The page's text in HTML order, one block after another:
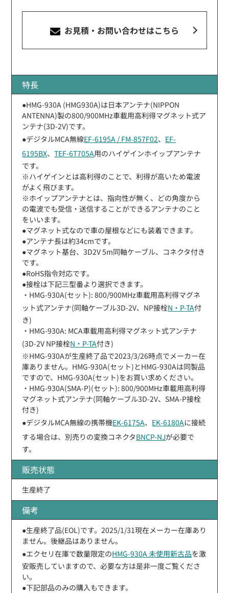
お見積・お問い合わせはこちら
特長
●HMG-930A (HMG930A)は日本アンテナ(NIPPON
ANTENNA)製の800/900MHz車載用高利得マグネット式ア
ンテナ(3D-2V)です。
●デジタルMCA無線EF-6195A / FM-857F02、 EF-
6195BX、TEF-6T705A用のハイゲインホイップアンテナ
です。
※ハイゲインとは高利得のことで、利得が高いため電波
がよく飛びます。
※ホイップアンテナとは、指向性が無く、どの角度から
の電波でも受信・送信することができるアンテナのこと
をいいます。
●マグネット式なので車の屋根などにも装着できます。
●アンテナ長は約34cmです。
●マグネット基台、3D2V 5m同軸ケーブル、コネクタ付き
です。
●RoHS指令対応です。
●接栓は下記三型番より選択できます。
・HMG-930A(セット): 800/900MHz車載用高利得マグネ
ット式アンテナ(同軸ケーブル3D-2V、NP接栓N・P-TA付
き)
・HMG-930A: MCA車載用高利得マグネット式アンテナ
(3D-2V NP接栓N・P-TA付き)
※HMG-930Aが生産終了品で2023/3/26時点でメーカー在
庫ありません。HMG-930A(セット)とHMG-930Aは同製品
ですので、HMG-930A(セット)をお買い求めください。
・HMG-930A(SMA-P)(セット): 800/900MHz車載用高利得
マグネット式アンテナ(同軸ケーブル3D-2V、SMA-P接栓
付き)
●デジタルMCA無線の携帯機EK-6175A、 EK-6180Aに接続
する場合は、別売りの変換コネクタBNCP-NJが必要で
す。
販売状態
生産終了
備考
●生産終了品(EOL)です。2025/1/31現在メーカー在庫あり
ません。後継品はありません。
●エクセリ在庫で数量限定のHMG-930A 未使用新古品を激
安販売していますので、必要な方は是非一度ご覧くださ
い。
●下記部品のみの購入もできます。